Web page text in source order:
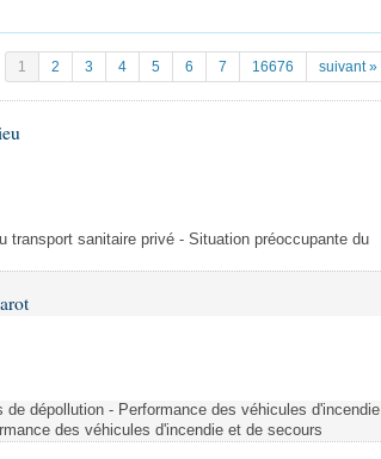
1 2 3 4 5 6 7 16676 suivant »
transport sanitaire privé - Situation préoccupante du
dépollution - Performance des véhicules d'incendie
des véhicules d'incendie et de secours